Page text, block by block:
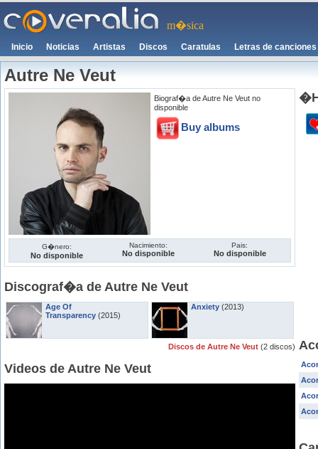
m�sica
Inicio Noticias Artistas Discos Caratulas Letras de canciones
Autre Ne Veut
Biograf�a de Autre Ne Veut no
disponible
Buy albums
G�nero:
No disponible
Nacimiento:
No disponible
Pais:
No disponible
Discograf�a de Autre Ne Veut
Age Of
Transparency (2015)
Anxiety (2013)
Discos de Autre Ne Veut (2 discos)
Videos de Autre Ne Veut